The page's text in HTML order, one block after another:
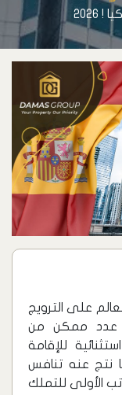
على الترويج
عدد ممكن من
للإقامة
نتج عنه تنافس
الأولى للتملك